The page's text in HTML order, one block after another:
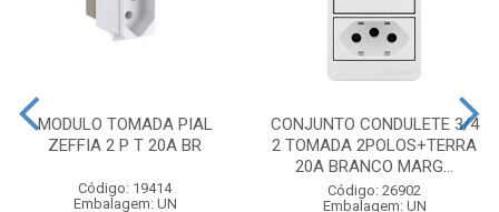
MODULO TOMADA PIAL
ZEFFIA 2 P T 20A BR
Código: 19414
Embalagem: UN
CONJUNTO CONDULETE 3/4
2 TOMADA 2POLOS+TERRA
20A BRANCO MARG...
Código: 26902
Embalagem: UN